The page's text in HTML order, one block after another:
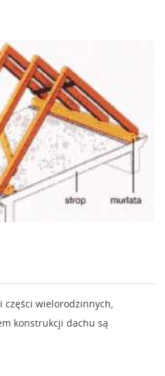
wielorodzinnych,
konstrukcji dachu są